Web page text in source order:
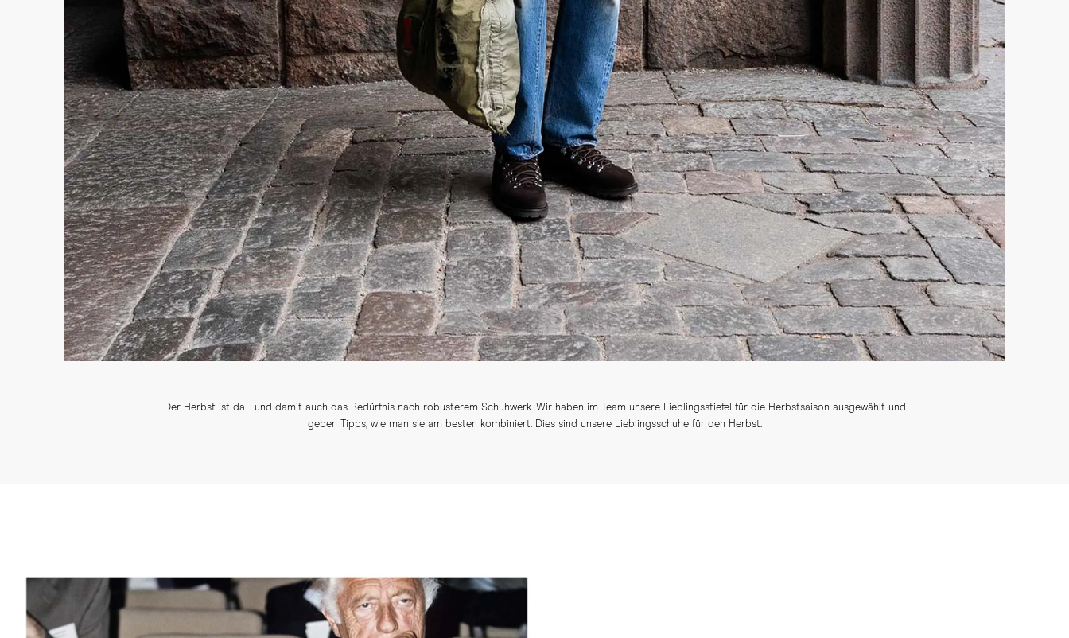
Der Herbst ist da - und damit auch das Bedürfnis nach robusterem Schuhwerk. Wir haben im Team unsere Lieblingsstiefel für die Herbstsaison ausgewählt und
geben Tipps, wie man sie am besten kombiniert. Dies sind unsere Lieblingsschuhe für den Herbst.